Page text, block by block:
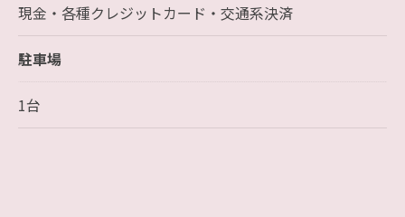
現金・各種クレジットカード・交通系決済
駐車場
1台